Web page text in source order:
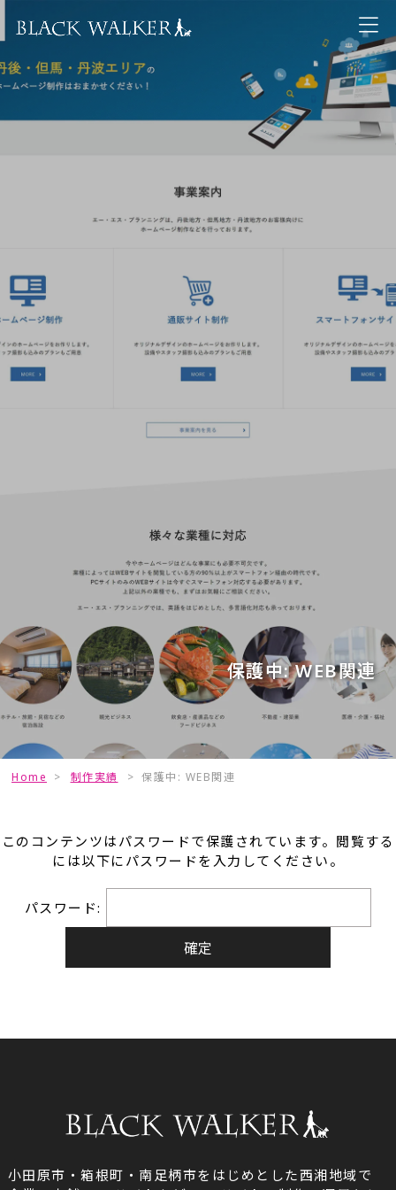
保護中: WEB関連
Home > 制作実績 > 保護中: WEB関連
このコンテンツはパスワードで保護されています。閲覧する
には以下にパスワードを入力してください。
パスワード:
小田原市・箱根町・南足柄市をはじめとした西湘地域で